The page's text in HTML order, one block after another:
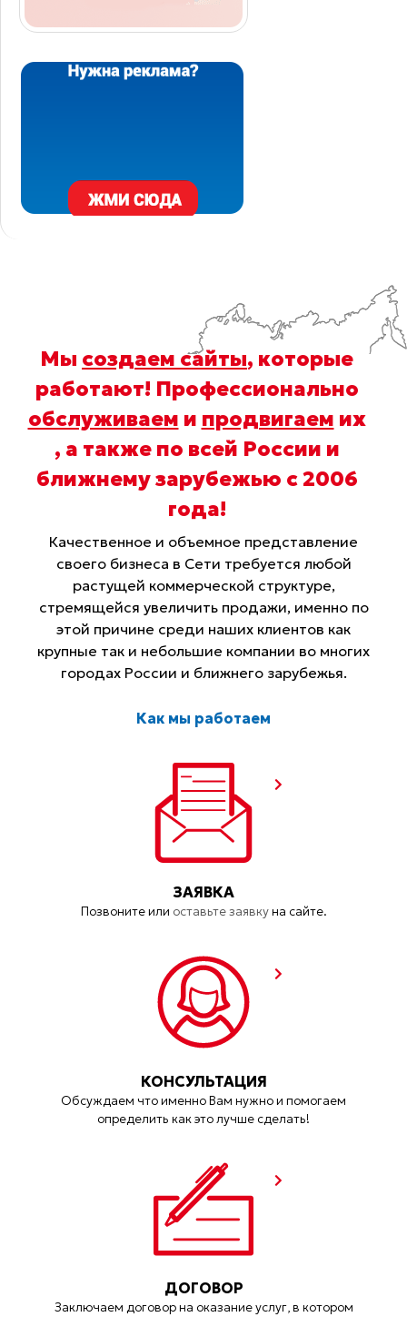
Мы создаем сайты, которые
работают! Профессионально
обслуживаем и продвигаем их
, а также по всей России и
ближнему зарубежью с 2006
года!
Качественное и объемное представление
своего бизнеса в Сети требуется любой
растущей коммерческой структуре,
стремящейся увеличить продажи, именно по
этой причине среди наших клиентов как
крупные так и небольшие компании во многих
городах России и ближнего зарубежья.
Как мы работаем
ЗАЯВКА
Позвоните или оставьте заявкуна сайте.
КОНСУЛЬТАЦИЯ
Обсуждаем что именно Вам нужно и помогаем
определить как это лучше сделать!
ДОГОВОР
Заключаем договор на оказание услуг, в котором